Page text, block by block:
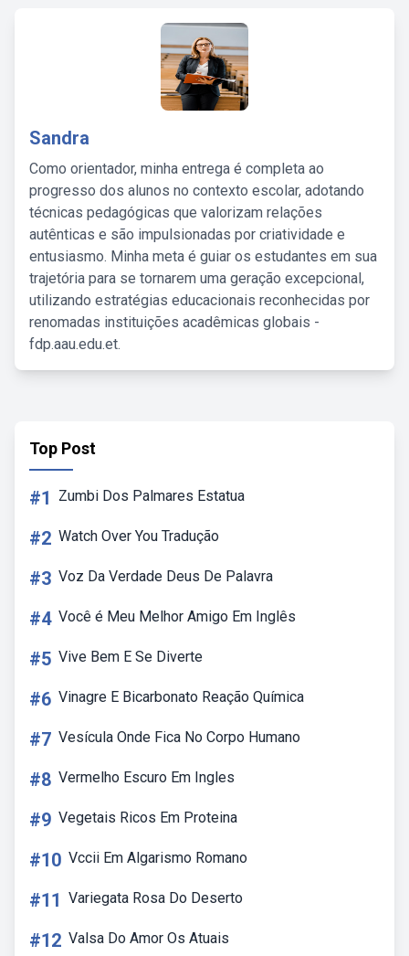
Sandra
Como orientador, minha entrega é completa ao
progresso dos alunos no contexto escolar, adotando
técnicas pedagógicas que valorizam relações
autênticas e são impulsionadas por criatividade e
entusiasmo. Minha meta é guiar os estudantes em sua
trajetória para se tornarem uma geração excepcional,
utilizando estratégias educacionais reconhecidas por
renomadas instituições acadêmicas globais -
fdp.aau.edu.et.
Top Post
#1 Zumbi Dos Palmares Estatua
#2 Watch Over You Tradução
#3 Voz Da Verdade Deus De Palavra
#4 Você é Meu Melhor Amigo Em Inglês
#5 Vive Bem E Se Diverte
#6 Vinagre E Bicarbonato Reação Química
#7 Vesícula Onde Fica No Corpo Humano
#8 Vermelho Escuro Em Ingles
#9 Vegetais Ricos Em Proteina
#10 Vccii Em Algarismo Romano
#11 Variegata Rosa Do Deserto
#12 Valsa Do Amor Os Atuais